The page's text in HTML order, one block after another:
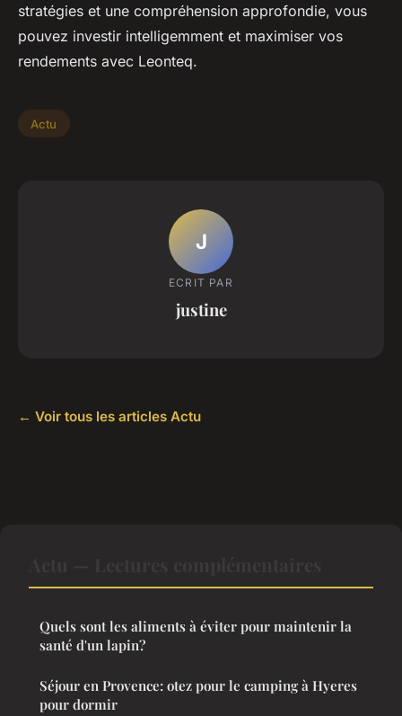
stratégies et une compréhension approfondie, vous
pouvez investir intelligemment et maximiser vos
rendements avec Leonteq.
Actu
J
ECRIT PAR
justine
← Voir tous les articles Actu
Quels sont les aliments à éviter pour maintenir la
santé d'un lapin?
Séjour en Provence: otez pour le camping à Hyeres
pour dormir